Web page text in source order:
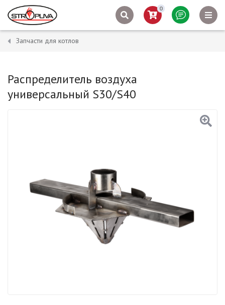
0
Запчасти для котлов
Распределитель воздуха
универсальный S30/S40